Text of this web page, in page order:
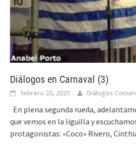
Diálogos en Carnaval (3)
febrero 20, 2025 Diálogos
En plena segunda rueda,
que vemos en la liguilla y
protagonistas: «Coco» Rivero,